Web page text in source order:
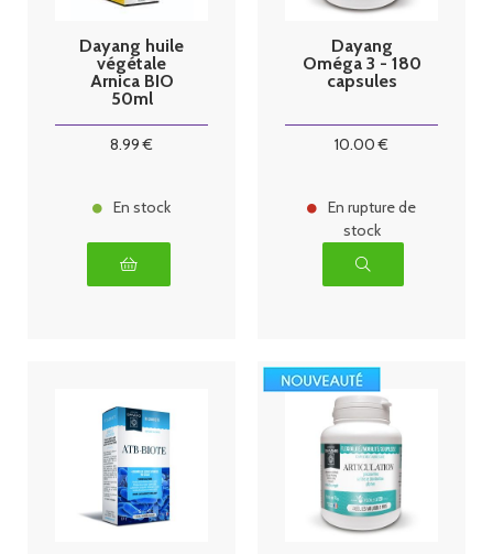
Dayang huile
végétale
Arnica BIO
50ml
8.99 €
En stock
Dayang
Oméga 3 - 180
capsules
10.00 €
En rupture de
stock